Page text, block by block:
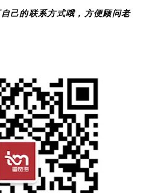
己的联系方式哦，方便顾问老